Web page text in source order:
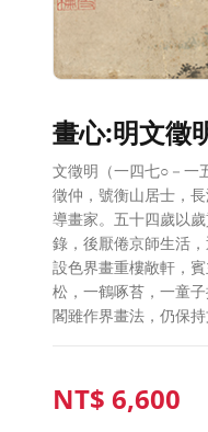
畫心:明文
文徵明（一四七○－一
徵仲，號衡山居士，
導畫家。五十四歲以
錄，後厭倦京師生
設色界畫重樓敞軒，
松，一鶴啄苔，一童
閣雖作界畫法，仍保持
NT$ 6,600